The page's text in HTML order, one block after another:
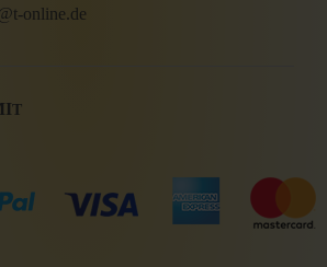
online.de
T